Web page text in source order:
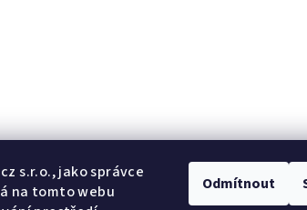
s.r.o., jako správce
na tomto webu
Odmítnout